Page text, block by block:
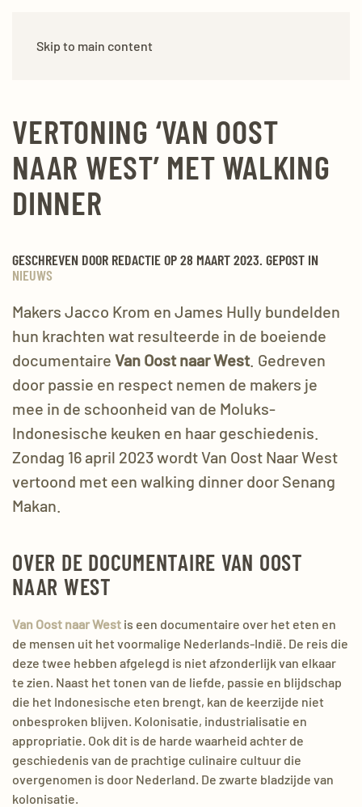
Skip to main content
VERTONING ‘VAN OOST
NAAR WEST’ MET WALKING
DINNER
GESCHREVEN DOOR REDACTIE OP 28 MAART 2023. GEPOST IN
NIEUWS
Makers Jacco Krom en James Hully bundelden
hun krachten wat resulteerde in de boeiende
documentaire Van Oost naar West. Gedreven
door passie en respect nemen de makers je
mee in de schoonheid van de Moluks-
Indonesische keuken en haar geschiedenis.
Zondag 16 april 2023 wordtVan Oost Naar West
vertoond met een walking dinner door Senang
Makan.
OVER DE DOCUMENTAIRE VAN OOST
NAAR WEST
Van Oost naar West is een documentaire over het eten en
de mensen uit het voormalige Nederlands-Indië. De reis die
deze twee hebben afgelegd is niet afzonderlijk van elkaar
te zien. Naast het tonen van de liefde, passie en blijdschap
die het Indonesische eten brengt, kan de keerzijde niet
onbesproken blijven. Kolonisatie, industrialisatie en
appropriatie. Ook dit is de harde waarheid achter de
geschiedenis van de prachtige culinaire cultuur die
overgenomen is door Nederland. De zwarte bladzijde van
kolonisatie.